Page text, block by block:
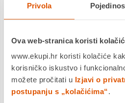
Privola
Ova web-stranica koristi
www.ekupi.hr koristi kolačiće
korisničko iskustvo i
možete pročitati u Izjavi o
postupanju s „kolačićima“.
Dodatnih 10% u košarici
Uključi popuste
Unlock imaginative fun at School
a building toy that makes a great
years old and up. The set is filled